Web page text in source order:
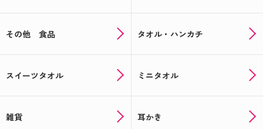
その他 食品 タオル・ハンカチ
スイーツタオル ミニタオル
雑貨 耳かき